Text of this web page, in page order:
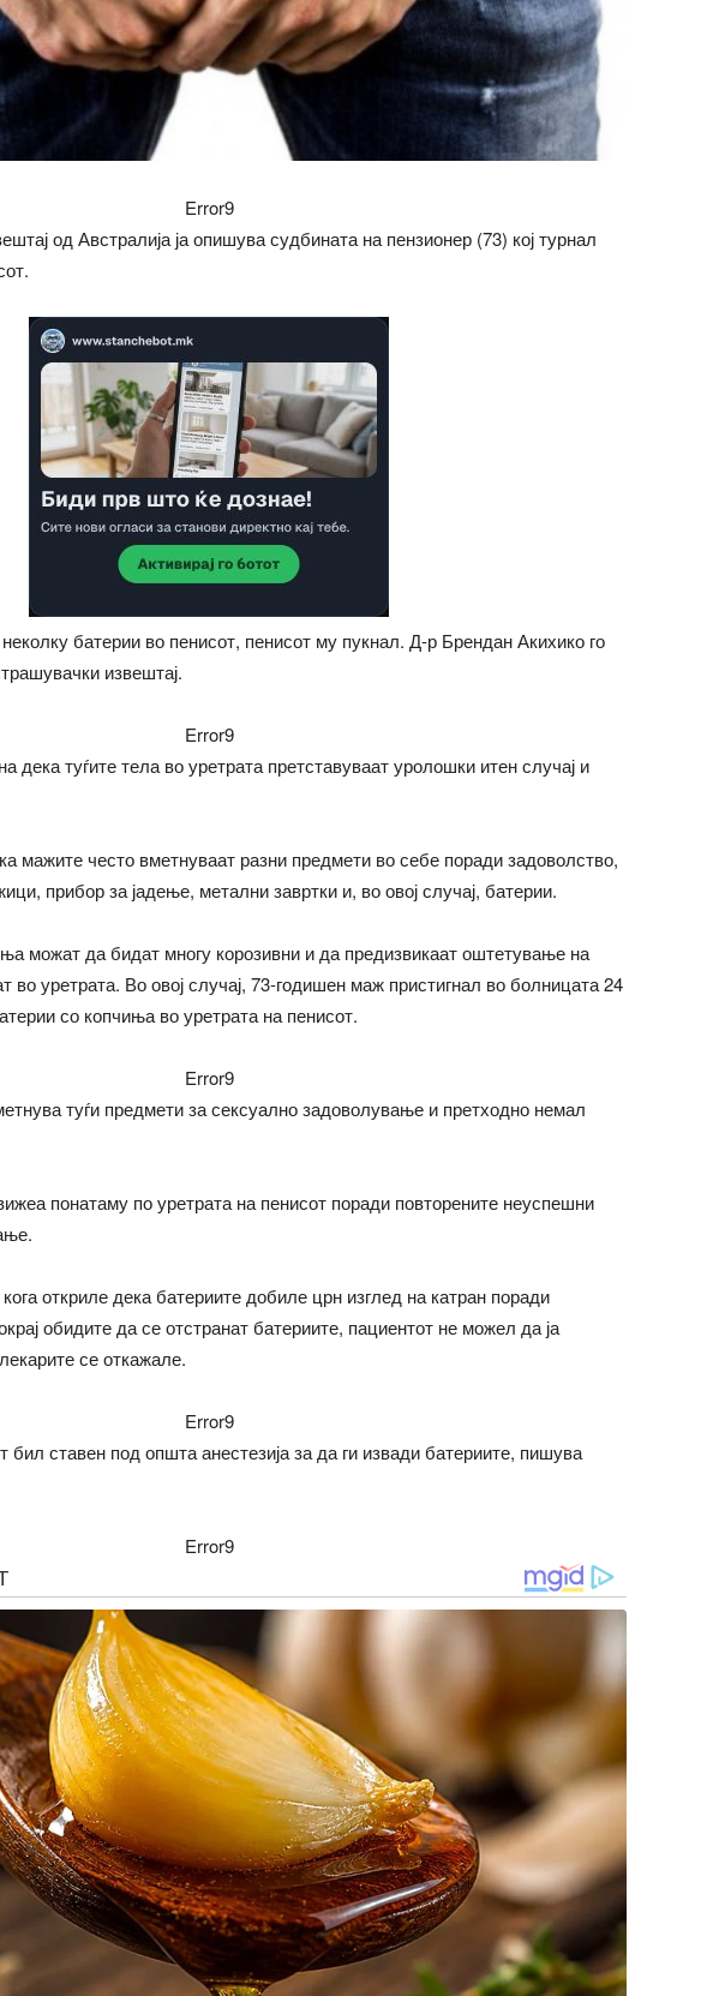
Error9
од Австралија ја опишува судбината на пензионер (73) кој турнал
батерии во пенисот, пенисот му пукнал. Д-р Брендан Акихико го
извештај.
Error9
дека туѓите тела во уретрата претставуваат уролошки итен случај и
мажите често вметнуваат разни предмети во себе поради задоволство,
прибор за јадење, метални завртки и, во овој случај, батерии.
можат да бидат многу корозивни и да предизвикаат оштетување на
во уретрата. Во овој случај, 73-годишен маж пристигнал во болницата 24
со копчиња во уретрата на пенисот.
Error9
туѓи предмети за сексуално задоволување и претходно немал
понатаму по уретрата на пенисот поради повторените неуспешни
откриле дека батериите добиле црн изглед на катран поради
обидите да се отстранат батериите, пациентот не можел да ја
се откажале.
Error9
бил ставен под општа анестезија за да ги извади батериите, пишува
Error9